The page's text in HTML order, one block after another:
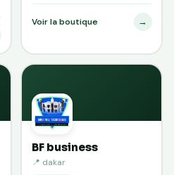
Voir la boutique →
BF business
📍 dakar